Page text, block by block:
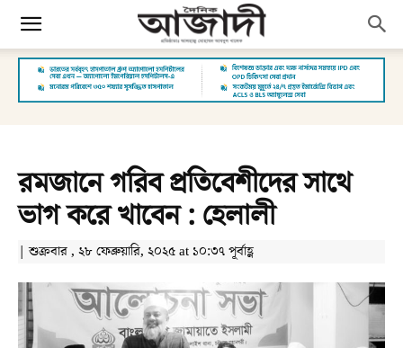
রমজানে গরিব প্রতিবেশীদের সাথে
ভাগ করে খাবেন : হেলালী
| শুক্রবার , ২৮ ফেব্রুয়ারি, ২০২৫ at ১০:৩৭ পূর্বাহ্ণ